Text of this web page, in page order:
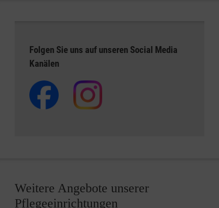
Folgen Sie uns auf unseren Social Media
Kanälen
Weitere Angebote unserer
Pflegeeinrichtungen